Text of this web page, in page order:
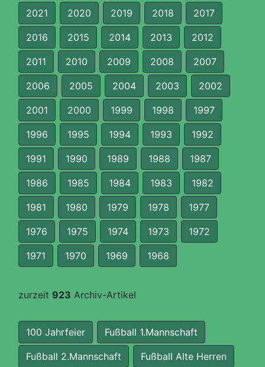
2021 2020 2019 2018 2017
2016 2015 2014 2013 2012
2011 2010 2009 2008 2007
2006 2005 2004 2003 2002
2001 2000 1999 1998 1997
1996 1995 1994 1993 1992
1991 1990 1989 1988 1987
1986 1985 1984 1983 1982
1981 1980 1979 1978 1977
1976 1975 1974 1973 1972
1971 1970 1969 1968
zurzeit 923 Archiv-Artikel
100 Jahrfeier Fußball 1.Mannschaft
Fußball 2.Mannschaft Fußball Alte Herren